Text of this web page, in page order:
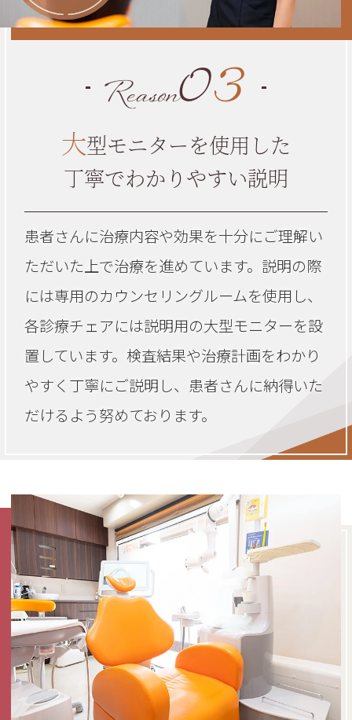
Reason03
大型モニターを使用した
丁寧でわかりやすい説明
患者さんに治療内容や効果を十分にご理解い
ただいた上で治療を進めています。説明の際
には専用のカウンセリングルームを使用し、
各診療チェアには説明用の大型モニターを設
置しています。検査結果や治療計画をわかり
やすく丁寧にご説明し、患者さんに納得いた
だけるよう努めております。